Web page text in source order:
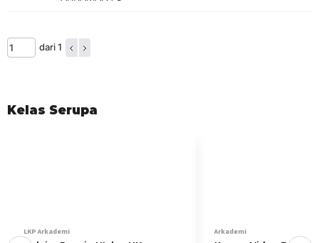
pelayanan prima.
ASPEK KOMPETENSI
Kompetensi yang dinilai
Komponen Air Conditioner Indoor
dari 1
Kelas Serupa
LKP Arkademi Arkademi